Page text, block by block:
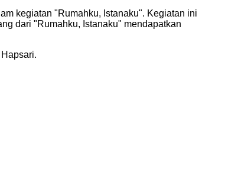
kegiatan "Rumahku, Istanaku". Kegiatan ini
dari "Rumahku, Istanaku" mendapatkan